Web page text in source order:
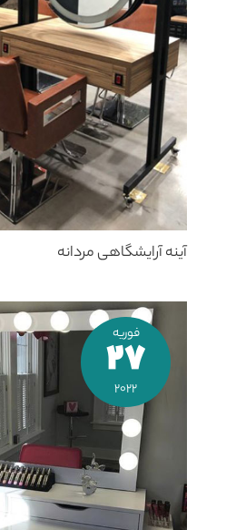
آینه آرایشگاهی مردانه
فوریه
27
2022